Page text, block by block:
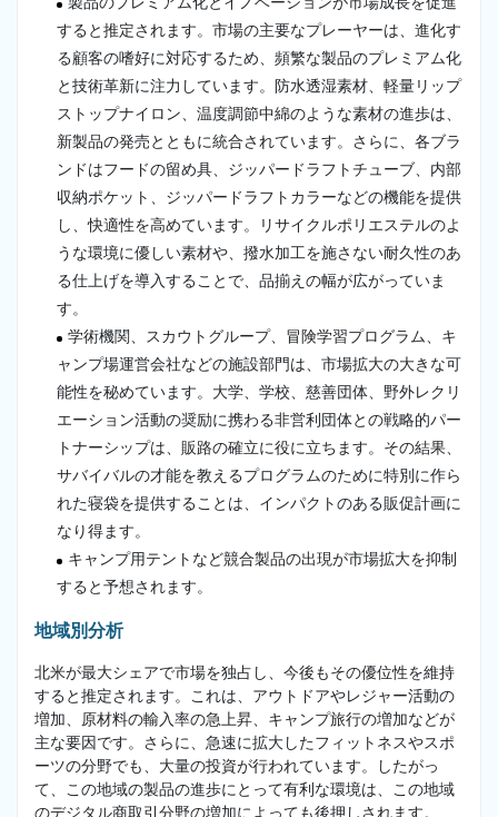
すると推定されます。市場の主要なプレーヤーは、進化す
る顧客の嗜好に対応するため、頻繁な製品のプレミアム化
と技術革新に注力しています。防水透湿素材、軽量リップ
ストップナイロン、温度調節中綿のような素材の進歩は、
新製品の発売とともに統合されています。さらに、各ブラ
ンドはフードの留め具、ジッパードラフトチューブ、内部
収納ポケット、ジッパードラフトカラーなどの機能を提供
し、快適性を高めています。リサイクルポリエステルのよ
うな環境に優しい素材や、撥水加工を施さない耐久性のあ
る仕上げを導入することで、品揃えの幅が広がっていま
す。
学術機関、スカウトグループ、冒険学習プログラム、キ
ャンプ場運営会社などの施設部門は、市場拡大の大きな可
能性を秘めています。大学、学校、慈善団体、野外レクリ
エーション活動の奨励に携わる非営利団体との戦略的パー
トナーシップは、販路の確立に役に立ちます。その結果、
サバイバルの才能を教えるプログラムのために特別に作ら
れた寝袋を提供することは、インパクトのある販促計画に
なり得ます。
キャンプ用テントなど競合製品の出現が市場拡大を抑制
すると予想されます。
地域別分析
北米が最大シェアで市場を独占し、今後もその優位性を維持
すると推定されます。これは、アウトドアやレジャー活動の
増加、原材料の輸入率の急上昇、キャンプ旅行の増加などが
主な要因です。さらに、急速に拡大したフィットネスやスポ
ーツの分野でも、大量の投資が行われています。したがっ
て、この地域の製品の進歩にとって有利な環境は、この地域
のデジタル商取引分野の増加によっても後押しされます。